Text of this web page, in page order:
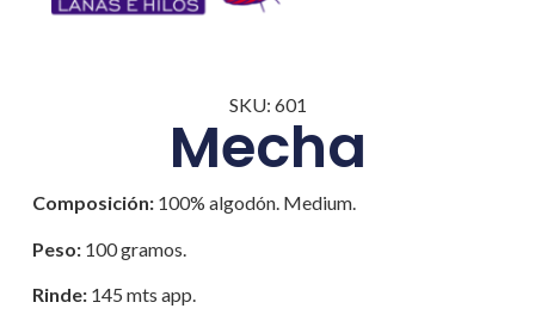
SKU: 601
Mecha
Composición:100% algodón. Medium.
Peso:100 gramos.
Rinde: 145 mts app.